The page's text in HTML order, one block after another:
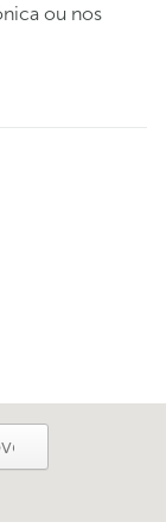
ou nos